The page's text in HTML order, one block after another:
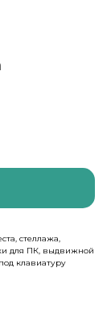
стеллажа,
для ПК, выдвижной
клавиатуру